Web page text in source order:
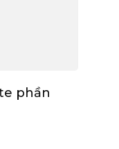
phần